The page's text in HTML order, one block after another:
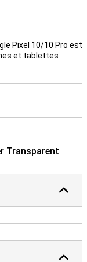
Pixel 10/10 Pro est
et tablettes
Transparent